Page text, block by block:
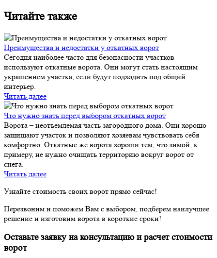
Читайте также
Преимущества и недостатки у откатных ворот
Сегодня наиболее часто для безопасности участков
используют откатные ворота. Они могут стать настоящим
украшением участка, если будут подходить под общий
интерьер.
Читать далее
Что нужно знать перед выбором откатных ворот
Ворота – неотъемлемая часть загородного дома. Они хорошо
защищают участок и позволяют хозяевам чувствовать себя
комфортно. Откатные же ворота хороши тем, что зимой, к
примеру, не нужно очищать территорию вокруг ворот от
снега.
Читать далее
Узнайте стоимость своих ворот прямо сейчас!
Перезвоним и поможем Вам с выбором, подберем наилучшее
решение и изготовим ворота в короткие сроки!
Оставьте заявку на консультацию и расчет стоимости
ворот